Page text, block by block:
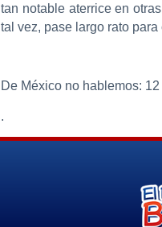
tan notable aterrice en
tal vez, pase largo rato
De México no hablemos:
.